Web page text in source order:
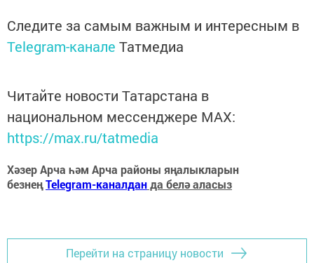
Следите за самым важным и интересным в
Telegram-канале Татмедиа
Читайте новости Татарстана в
национальном мессенджере MАХ:
https://max.ru/tatmedia
Хәзер Арча һәм Арча районы яңалыкларын
безнеңTelegram-каналданда белә аласыз
Перейти на страницу новости